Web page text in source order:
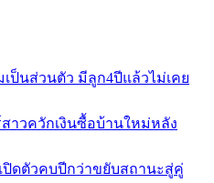
ป็นส่วนตัว มีลูก4ปีแล้วไม่เคย
าวควักเงินซื้อบ้านใหม่หลัง
ปิดตัวคบปีกว่าขยับสถานะสู่คู่